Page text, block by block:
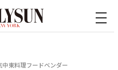
東料理フードベンダー